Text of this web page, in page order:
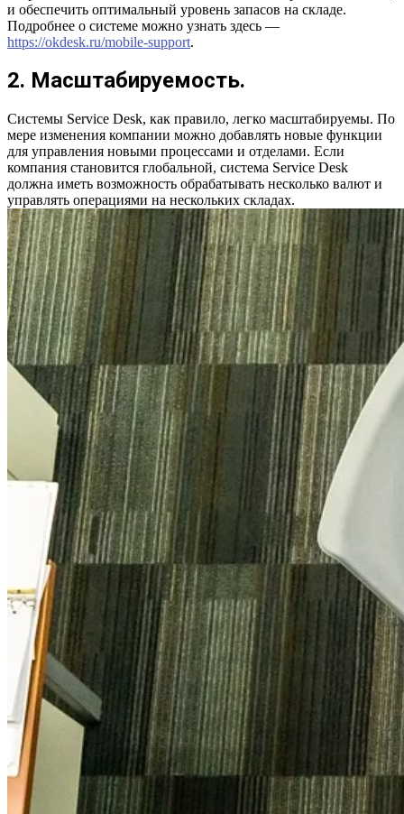
и обеспечить оптимальный уровень запасов на складе.
Подробнее о системе можно узнать здесь —
https://okdesk.ru/mobile-support.
2. Масштабируемость.
Системы Service Desk, как правило, легко масштабируемы. По
мере изменения компании можно добавлять новые функции
для управления новыми процессами и отделами. Если
компания становится глобальной, система Service Desk
должна иметь возможность обрабатывать несколько валют и
управлять операциями на нескольких складах.